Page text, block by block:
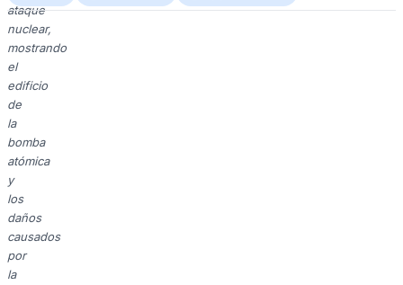
ataque
nuclear,
mostrando
el
edificio
de
la
bomba
atómica
y
los
daños
causados
por
la